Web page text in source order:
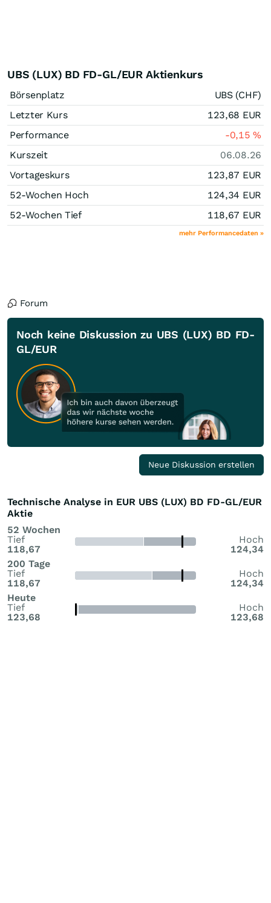
UBS (LUX) BD FD-GL/EUR Aktienkurs
Börsenplatz
UBS (CHF)
Letzter Kurs
123,68 EUR
Performance
-0,15%
Kurszeit
06.08.26
Vortageskurs
123,87 EUR
52-Wochen Hoch
124,34 EUR
52-Wochen Tief
118,67 EUR
mehr Performancedaten »
Forum
Noch keine Diskussion zu UBS (LUX) BD FD-
GL/EUR
Neue Diskussion erstellen
Technische Analyse in EUR UBS (LUX) BD FD-GL/EUR
Aktie
52 Wochen
Tief
118,67
Hoch
124,34
200 Tage
Tief
118,67
Hoch
124,34
Heute
Tief
123,68
Hoch
123,68